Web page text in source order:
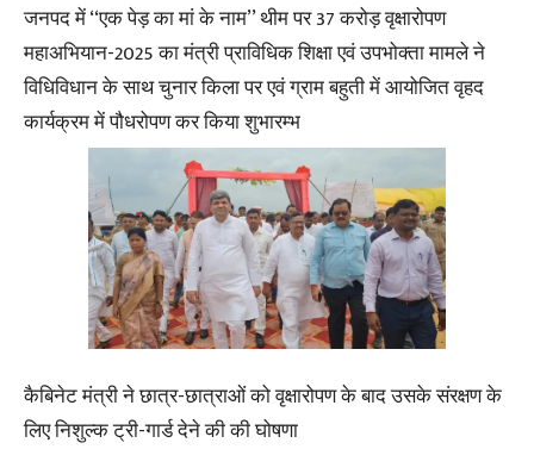
जनपद में ‘‘एक पेड़ का मां के नाम’’ थीम पर 37 करोड़ वृक्षारोपण
महाअभियान-2025 का मंत्री प्राविधिक शिक्षा एवं उपभोक्ता मामले ने
विधिविधान के साथ चुनार किला पर एवं ग्राम बहुती में आयोजित वृहद
कार्यक्रम में पौधरोपण कर किया शुभारम्भ
कैबिनेट मंत्री ने छात्र-छात्राओं को वृक्षारोपण के बाद उसके संरक्षण के
लिए निशुल्क ट्री-गार्ड देने की की घोषणा